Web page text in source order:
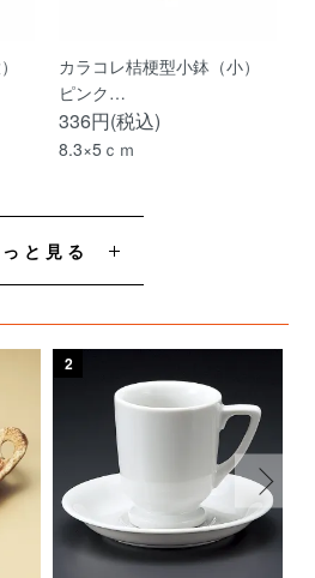
カラコレ桔梗型小鉢（小）
ピンク…
336円(税込)
8.3×5ｃｍ
と見る
2